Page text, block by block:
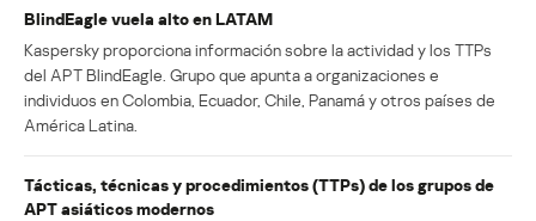
BlindEagle vuela alto en LATAM
Kaspersky proporciona información sobre la actividad y los TTPs
del APT BlindEagle. Grupo que apunta a organizaciones e
individuos en Colombia, Ecuador, Chile, Panamá y otros países de
América Latina.
Tácticas, técnicas y procedimientos (TTPs) de los grupos de
APT asiáticos modernos